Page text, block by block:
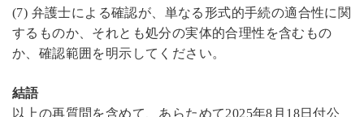
(7) 弁護士による確認が、単なる形式的手続の適合性に関
するものか、それとも処分の実体的合理性を含むもの
か、確認範囲を明示してください。
結語
以上の再質問を含めて、あらためて2025年8 月 18日付公